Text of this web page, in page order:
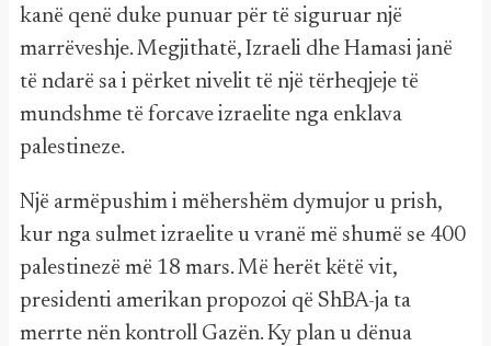
kanë qenë duke punuar për të siguruar një
marrëveshje. Megjithatë, Izraeli dhe Hamasi janë
të ndarë sa i përket nivelit të një tërheqjeje të
mundshme të forcave izraelite nga enklava
palestineze.
Një armëpushim i mëhershëm dymujor u prish,
kur nga sulmet izraelite u vranë më shumë se 400
palestinezë më 18 mars. Më herët këtë vit,
presidenti amerikan propozoi që ShBA-ja ta
merrte nën kontroll Gazën. Ky plan u dënua